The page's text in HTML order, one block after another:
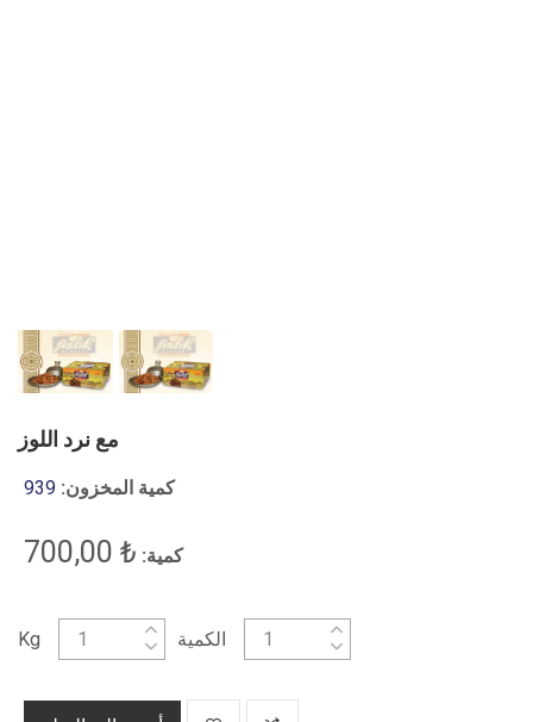
مع نرد اللوز
كمية المخزون: 939
كمية: ₺ 700,00
Kg الكمية